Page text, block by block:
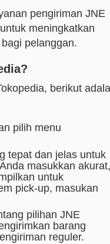
pengiriman JNE
meningkatkan
pelanggan.
berikut
pilih menu
tepat dan jelas untuk
masukkan akurat,
untuk
pick-up, masukan
pilihan JNE
barang
reguler.